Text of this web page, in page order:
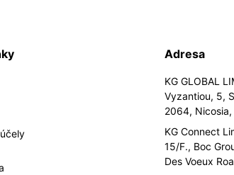
Adresa
KG GLOBAL
Vyzantiou, 5,
2064,
KG Connect
15/F., Boc
Des Voeux